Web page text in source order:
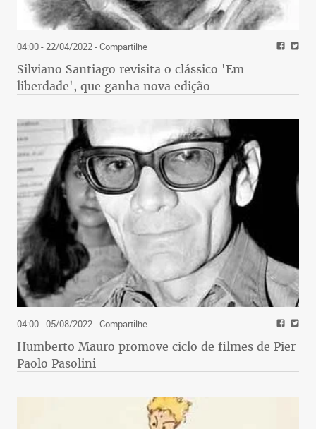
04:00 - 22/04/2022- Compartilhe
Silviano Santiago revisita o clássico 'Em
liberdade', que ganha nova edição
04:00 - 05/08/2022- Compartilhe
Humberto Mauro promove ciclo de filmes de Pier
Paolo Pasolini